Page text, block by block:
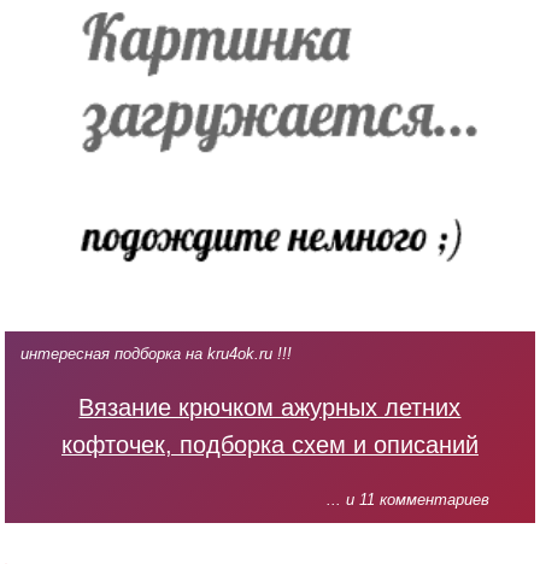
интересная подборка на kru4ok.ru !!!
Вязание крючком ажурных летних
кофточек, подборка схем и описаний
... и 11 комментариев